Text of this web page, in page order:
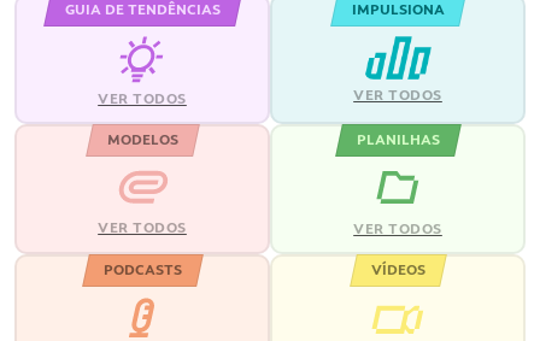
GUIA DE TENDÊNCIAS
VER TODOS
IMPULSIONA
VER TODOS
MODELOS
VER TODOS
PLANILHAS
VER TODOS
PODCASTS VÍDEOS